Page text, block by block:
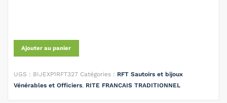
Ajouter au panier
UGS : BIJEXP1RFT327 Catégories : RFT Sautoirs et bijoux
Vénérables et Officiers, RITE FRANCAIS TRADITIONNEL